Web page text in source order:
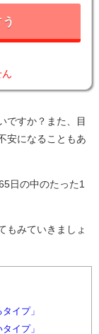
ですか？また、目
安になることもあ
日の中のたった1
もみていきましょ
イプ」
イプ」